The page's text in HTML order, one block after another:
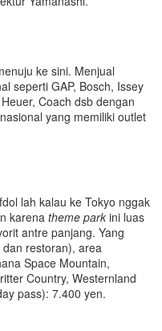
ke sini. Menjual
seperti GAP, Bosch, Issey
Coach dsb dengan
yang memiliki outlet
lah kalau ke Tokyo nggak
karena theme park ini luas
antre panjang. Yang
restoran), area
Space Mountain,
Country, Westernland
pass): 7.400 yen.